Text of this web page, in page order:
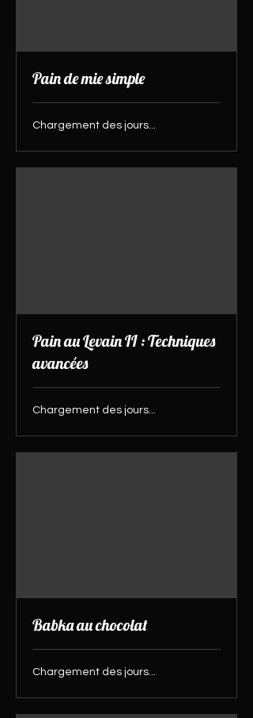
Pain de mie simple
Chargement des jours...
Pain au Levain II : Techniques
avancées
Chargement des jours...
Babka au chocolat
Chargement des jours...